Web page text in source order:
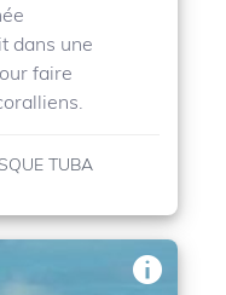
dans une
faire
TUBA